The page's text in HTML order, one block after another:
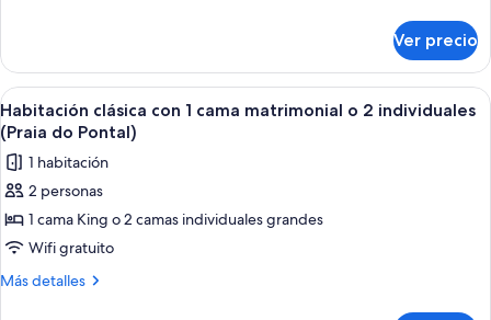
do
Atalaia)
triple
clásica
(Ponta
do
Atalaia)
Ver precio
Abrir
todas
las
fotos
de
Habitación
clásica
con
Un dormitorio con cama, una
4
Habitación clásica con 1 cama matrimonial o 2 individuales
(Praia do Pontal)
1 habitación
2 personas
1 cama King o 2 camas individuales grandes
Wifi gratuito
Más detalles
Más